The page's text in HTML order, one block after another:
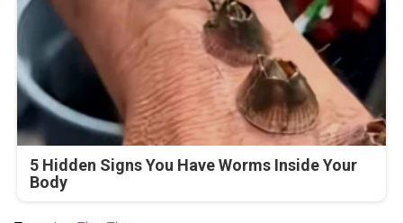
5 Hidden Signs You Have Worms Inside Your
Body